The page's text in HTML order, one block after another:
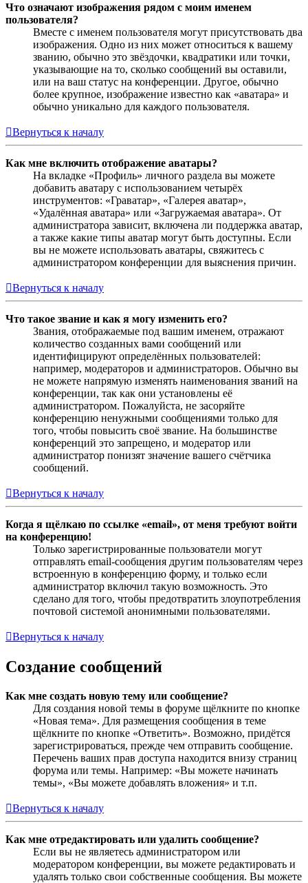
Что означают изображения рядом с моим именем
пользователя?
Вместе с именем пользователя могут присутствовать два
изображения. Одно из них может относиться к вашему
званию, обычно это звёздочки, квадратики или точки,
указывающие на то, сколько сообщений вы оставили,
или на ваш статус на конференции. Другое, обычно
более крупное, изображение известно как «аватара» и
обычно уникально для каждого пользователя.
Вернуться к началу
Как мне включить отображение аватары?
На вкладке «Профиль» личного раздела вы можете
добавить аватару с использованием четырёх
инструментов: «Граватар», «Галерея аватар»,
«Удалённая аватара» или «Загружаемая аватара». От
администратора зависит, включена ли поддержка аватар,
а также какие типы аватар могут быть доступны. Если
вы не можете использовать аватары, свяжитесь с
администратором конференции для выяснения причин.
Вернуться к началу
Что такое звание и как я могу изменить его?
Звания, отображаемые под вашим именем, отражают
количество созданных вами сообщений или
идентифицируют определённых пользователей:
например, модераторов и администраторов. Обычно вы
не можете напрямую изменять наименования званий на
конференции, так как они установлены её
администратором. Пожалуйста, не засоряйте
конференцию ненужными сообщениями только для
того, чтобы повысить своё звание. На большинстве
конференций это запрещено, и модератор или
администратор понизят значение вашего счётчика
сообщений.
Вернуться к началу
Когда я щёлкаю по ссылке «email», от меня требуют войти
на конференцию!
Только зарегистрированные пользователи могут
отправлять email-сообщения другим пользователям через
встроенную в конференцию форму, и только если
администратор включил такую возможность. Это
сделано для того, чтобы предотвратить злоупотребления
почтовой системой анонимными пользователями.
Вернуться к началу
Создание сообщений
Как мне создать новую тему или сообщение?
Для создания новой темы в форуме щёлкните по кнопке
«Новая тема». Для размещения сообщения в теме
щёлкните по кнопке «Ответить». Возможно, придётся
зарегистрироваться, прежде чем отправить сообщение.
Перечень ваших прав доступа находится внизу страниц
форума или темы. Например: «Вы можете начинать
темы», «Вы можете добавлять вложения» и т.п.
Вернуться к началу
Как мне отредактировать или удалить сообщение?
Если вы не являетесь администратором или
модератором конференции, вы можете редактировать и
удалять только свои собственные сообщения. Вы можете